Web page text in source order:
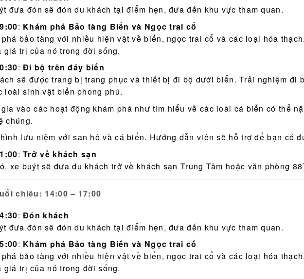
đưa đón sẽ đón du khách tại điểm hẹn, đưa đến khu vực tham quan.
: Khám phá Bảo tàng Biển và Ngọc trai cổ
phá bảo tàng với nhiều hiện vật về biển, ngọc trai cổ và các loại hóa
giá trị của nó trong đời sống.
:Đi bộ trên đáy biển
sẽ được trang bị trang phục và thiết bị đi bộ dưới biển. Trải nghiệm đi
loài sinh vật biển phong phú.
vào các hoạt động khám phá như tìm hiểu về các loài cá biển có thể
chúng.
lưu niệm với san hô và cá biển. Hướng dẫn viên sẽ hỗ trợ để bạn có
:Trở về khách sạn
xe buýt sẽ đưa du khách trở về khách sạn Trung Tâm hoặc văn phòng
chiều: 14:00 – 17:00
:Đón khách
đưa đón sẽ đón du khách tại điểm hẹn, đưa đến khu vực tham quan.
: Khám phá Bảo tàng Biển và Ngọc trai cổ
phá bảo tàng với nhiều hiện vật về biển, ngọc trai cổ và các loại hóa
giá trị của nó trong đời sống.